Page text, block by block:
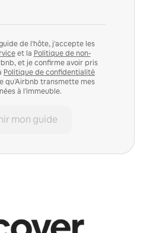
de l'hôte, j'accepte les
et la Politique de non-
et je confirme avoir pris
Politique de confidentialité
qu'Airbnb transmette mes
à l'immeuble.
mon guide